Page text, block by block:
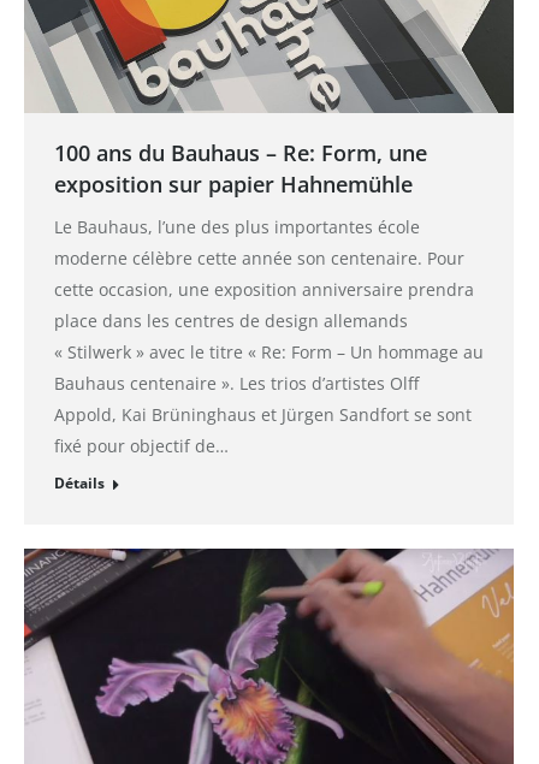
100 ans du Bauhaus – Re: Form, une
exposition sur papier Hahnemühle
Le Bauhaus, l’une des plus importantes école
moderne célèbre cette année son centenaire. Pour
cette occasion, une exposition anniversaire prendra
place dans les centres de design allemands
« Stilwerk » avec le titre « Re: Form – Un hommage au
Bauhaus centenaire ». Les trios d’artistes Olff
Appold, Kai Brüninghaus et Jürgen Sandfort se sont
fixé pour objectif de…
Détails